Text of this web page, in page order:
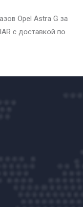
Opel Astra G за
с доставкой по